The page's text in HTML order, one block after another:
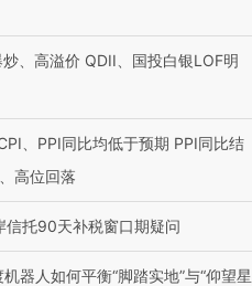
、高溢价 QDII、国投白银LOF明
、PPI同比均低于预期 PPI同比结
高位回落
信托90天补税窗口期疑问
器人如何平衡“脚踏实地”与“仰望星